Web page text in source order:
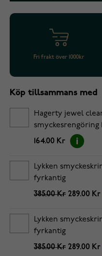
Fri frakt över 1000kr
Köp tillsammans med
Hagerty jewel
smyckesrengöring
164.00 Kr
Lykken
fyrkantig
385.00 Kr 289.00 Kr
Lykken
fyrkantig
385.00 Kr 289.00 Kr